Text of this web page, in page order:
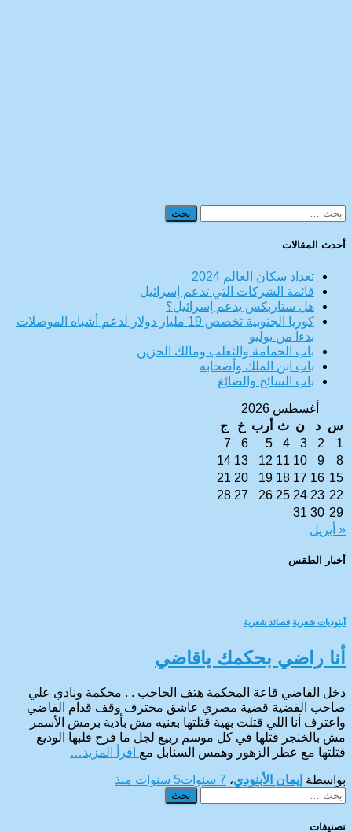
البحث
أحدث المقالات
تعداد سكان العالم 2024
قائمة الشركات التي تدعم إسرائيل
هل ستاربكس يدعم إسرائيل؟
كوريا الجنوبية تخصص 19 مليار دولار لدعم أشباه الموصلات
بدءاً من يوليو
باب الحمامة والثعلب ومالك الحزين
باب ابن الملك وأصحابه
باب السائح والصائغ
أغسطس 2026
س
د ن ث أرب خ
ج
1
2
3
4
5
6
7
8
9
10
11
12
13
14
15
16
17
18
19
20
21
22
23
24
25
26
27
28
29
30
31
« أبريل
أخبار الطقس
أبنوديات شعرية قصائد شعرية
أنا راضي بحكمك ياقاضي
دخل القاضي قاعة المحكمة هتف الحاجب . . محكمة ونادي علي
صاحب القضية قضية مصري عاشق محترف وقف قدام القاضي
واعترف أنا اللي قتلت بهية قتلتها بعنيه مش بأدية برمش الأسمر
مش بالخنجر قتلها في كل موسم ربيع لجل ما فرح قلبها الوديع
قتلتها مع عطر الزهور وهمس السنابل مع اقرأ المزيد…
بواسطة إيمان الأبنودي، 7 سنوات 5 سنوات
منذ
البحث
تصنيفات